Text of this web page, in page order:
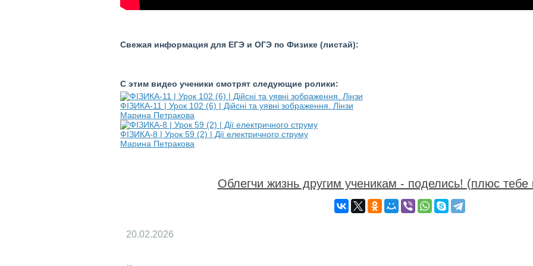
Свежая информация для ЕГЭ и ОГЭ по Физике (листай):
С этим видео ученики смотрят следующие ролики:
ФІЗИКА-11 | Урок 102 (6) | Дійсні та уявні зображення. Лінзи
Марина Петракова
ФІЗИКА-8 | Урок 59 (2) | Дії електричного струму
Марина Петракова
Облегчи жизнь другим ученикам - поделись! (плюс тебе
20.02.2026